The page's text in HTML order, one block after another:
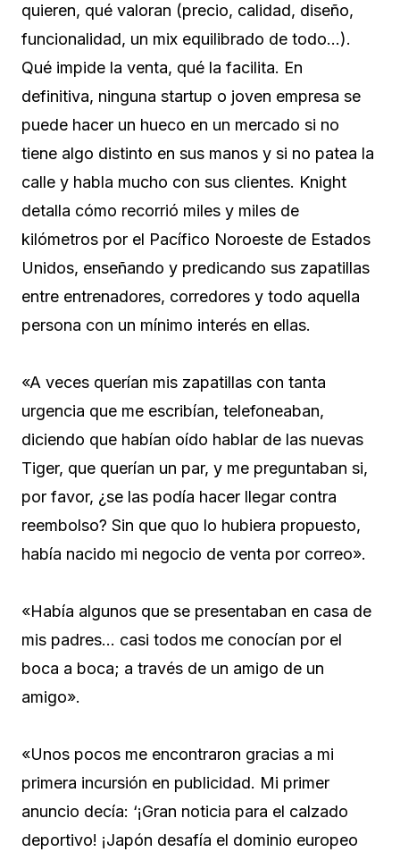
quieren, qué valoran (precio, calidad, diseño,
funcionalidad, un mix equilibrado de todo…).
Qué impide la venta, qué la facilita. En
definitiva, ninguna startup o joven empresa se
puede hacer un hueco en un mercado si no
tiene algo distinto en sus manos y si no patea la
calle y habla mucho con sus clientes. Knight
detalla cómo recorrió miles y miles de
kilómetros por el Pacífico Noroeste de Estados
Unidos, enseñando y predicando sus zapatillas
entre entrenadores, corredores y todo aquella
persona con un mínimo interés en ellas.
«A veces querían mis zapatillas con tanta
urgencia que me escribían, telefoneaban,
diciendo que habían oído hablar de las nuevas
Tiger, que querían un par, y me preguntaban si,
por favor, ¿se las podía hacer llegar contra
reembolso? Sin que quo lo hubiera propuesto,
había nacido mi negocio de venta por correo».
«Había algunos que se presentaban en casa de
mis padres… casi todos me conocían por el
boca a boca; a través de un amigo de un
amigo».
«Unos pocos me encontraron gracias a mi
primera incursión en publicidad. Mi primer
anuncio decía: ‘¡Gran noticia para el calzado
deportivo! ¡Japón desafía el dominio europeo